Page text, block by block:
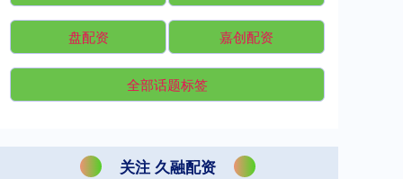
盘配资 嘉创配资
全部话题标签
关注 久融配资